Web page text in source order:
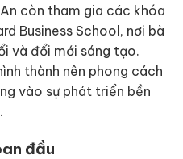
An còn tham gia các khóa
Business School, nơi bà
và đổi mới sáng tạo.
thành nên phong cách
vào sự phát triển bền
đầu